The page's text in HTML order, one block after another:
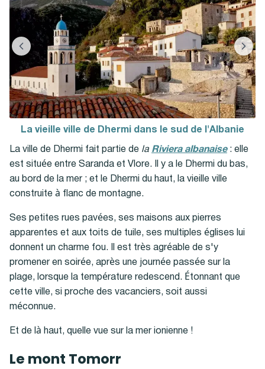
La vieille ville de Dhermi dans le sud de l'Albanie
La ville de Dhermi fait partie de la Riviera albanaise: elle
est située entre Saranda et Vlore. Il y a le Dhermi du bas,
au bord de la mer ; et le Dhermi du haut, la vieille ville
construite à flanc de montagne.
Ses petites rues pavées, ses maisons aux pierres
apparentes et aux toits de tuile, ses multiples églises lui
donnent un charme fou. Il est très agréable de s'y
promener en soirée, après une journée passée sur la
plage, lorsque la température redescend. Étonnant que
cette ville, si proche des vacanciers, soit aussi
méconnue.
Et de là haut, quelle vue sur la mer ionienne !
Le mont Tomorr